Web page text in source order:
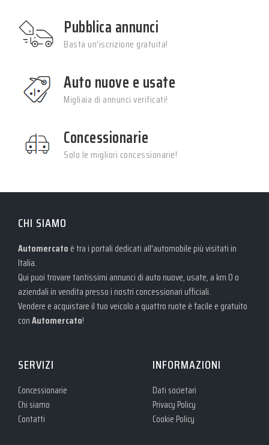
Pubblica annunci
Basta un’iscrizione gratuita!
Auto nuove e usate
Migliaia di annunci verificati!
Concessionarie
Solo le migliori concessionarie!
CHI SIAMO
Automercato è tra i portali dedicati all'automobile più visitati in
Italia.
Qui puoi trovare tantissimi annunci di auto nuove, usate, a km 0 o
aziendali in vendita presso i nostri concessionari ufficiali.
Vendere e acquistare il tuo veicolo a quattro ruote è facile e gratuito
conAutomercato!
SERVIZI
Concessionarie
Chi siamo
Contatti
INFORMAZIONI
Dati societari
Privacy Policy
Cookie Policy